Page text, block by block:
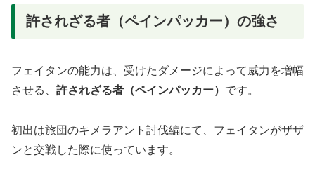
許されざる者（ペインパッカー）の強さ
フェイタンの能力は、受けたダメージによって威力を増幅
させる、 許されざる者（ペインパッカー） です。
初出は旅団のキメラアント討伐編にて、フェイタンがザザ
ンと交戦した際に使っています。